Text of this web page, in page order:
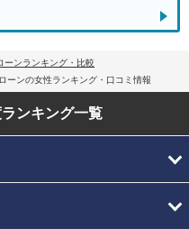
ーンランキング・比較
ーンの女性ランキング・口コミ情報
ランキング一覧